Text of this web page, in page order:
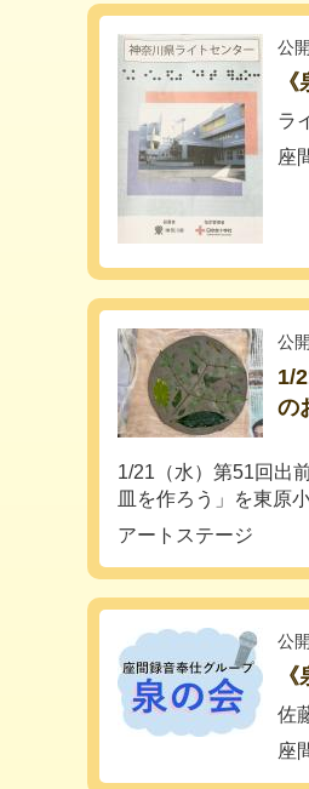
公
ラ
座
公
1/
の
1/21（水）第51回出
皿を作ろう」を東原
アートステージ
公
佐
座